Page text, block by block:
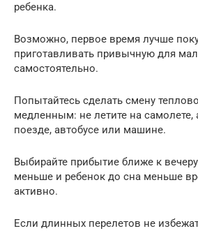
ребенка.
Возможно, первое время лучше
приготавливать привычную для
самостоятельно.
Попытайтесь сделать смену
медленным: не летите на самолете,
поезде, автобусе или машине.
Выбирайте прибытие ближе к
меньше и ребенок до сна меньше
активно.
Если длинных перелетов не